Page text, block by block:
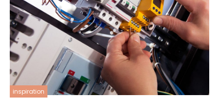
inspiration